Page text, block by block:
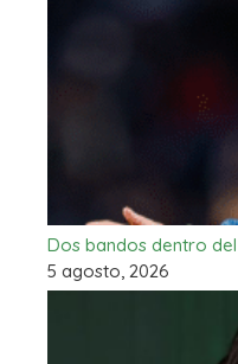
Dos bandos dentro
5 agosto, 2026